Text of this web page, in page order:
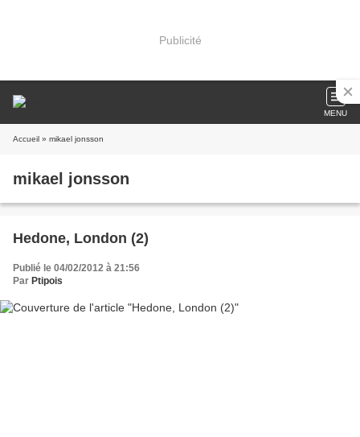
Publicité
MENU
Accueil » mikael jonsson
mikael jonsson
Hedone, London (2)
Publié le 04/02/2012 à 21:56
Par Ptipois